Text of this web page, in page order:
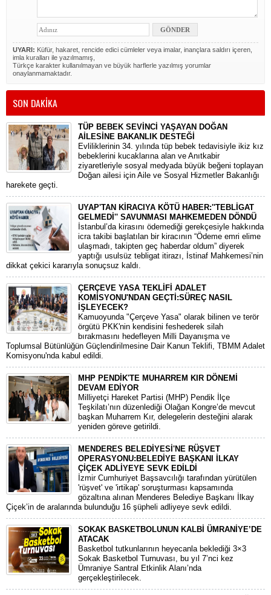
UYARI: Küfür, hakaret, rencide edici cümleler veya imalar, inançlara saldırı içeren,
imla kuralları ile yazılmamış,
Türkçe karakter kullanılmayan ve büyük harflerle yazılmış yorumlar
onaylanmamaktadır.
SON DAKİKA
TÜP BEBEK SEVİNCİ YAŞAYAN DOĞAN
AİLESİNE BAKANLIK DESTEĞİ
​Evliliklerinin 34. yılında tüp bebek tedavisiyle ikiz kız
bebeklerini kucaklarına alan ve Anıtkabir
ziyaretleriyle sosyal medyada büyük beğeni toplayan
Doğan ailesi için Aile ve Sosyal Hizmetler Bakanlığı
harekete geçti.
UYAP'TAN KİRACIYA KÖTÜ HABER:''TEBLİGAT
GELMEDİ'' SAVUNMASI MAHKEMEDEN DÖNDÜ
​İstanbul’da kirasını ödemediği gerekçesiyle hakkında
icra takibi başlatılan bir kiracının “Ödeme emri elime
ulaşmadı, takipten geç haberdar oldum” diyerek
yaptığı usulsüz tebligat itirazı, İstinaf Mahkemesi’nin
dikkat çekici kararıyla sonuçsuz kaldı.
ÇERÇEVE YASA TEKLİFİ ADALET
KOMİSYONU'NDAN GEÇTİ:SÜREÇ NASIL
İŞLEYECEK?
​Kamuoyunda "Çerçeve Yasa" olarak bilinen ve terör
örgütü PKK'nin kendisini feshederek silah
bırakmasını hedefleyen Milli Dayanışma ve
Toplumsal Bütünlüğün Güçlendirilmesine Dair Kanun Teklifi, TBMM Adalet
Komisyonu'nda kabul edildi.
MHP PENDİK'TE MUHARREM KIR DÖNEMİ
DEVAM EDİYOR
​Milliyetçi Hareket Partisi (MHP) Pendik İlçe
Teşkilatı’nın düzenlediği Olağan Kongre’de mevcut
başkan Muharrem Kır, delegelerin desteğini alarak
yeniden göreve getirildi.
MENDERES BELEDİYESİ'NE RÜŞVET
OPERASYONU:BELEDİYE BAŞKANI İLKAY
ÇİÇEK ADLİYEYE SEVK EDİLDİ
​İzmir Cumhuriyet Başsavcılığı tarafından yürütülen
'rüşvet' ve 'irtikap' soruşturması kapsamında
gözaltına alınan Menderes Belediye Başkanı İlkay
Çiçek’in de aralarında bulunduğu 16 şüpheli adliyeye sevk edildi.
SOKAK BASKETBOLUNUN KALBİ ÜMRANİYE’DE
ATACAK
Basketbol tutkunlarının heyecanla beklediği 3×3
Sokak Basketbol Turnuvası, bu yıl 7’nci kez
Ümraniye Santral Etkinlik Alanı’nda
gerçekleştirilecek.